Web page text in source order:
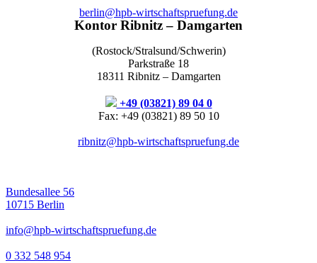
berlin@hpb-wirtschaftspruefung.de
Kontor Ribnitz – Damgarten
(Rostock/Stralsund/Schwerin)
Parkstraße 18
18311 Ribnitz – Damgarten
+49 (03821) 89 04 0
Fax: +49 (03821) 89 50 10
ribnitz@hpb-wirtschaftspruefung.de
Bundesallee 56
10715 Berlin
info@hpb-wirtschaftspruefung.de
0 332 548 954